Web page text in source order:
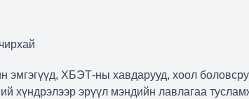
эмгэгүүд, ХБЭТ-ны хавдарууд, хоол
хүндрэлээр эрүүл мэндийн лавлагаа